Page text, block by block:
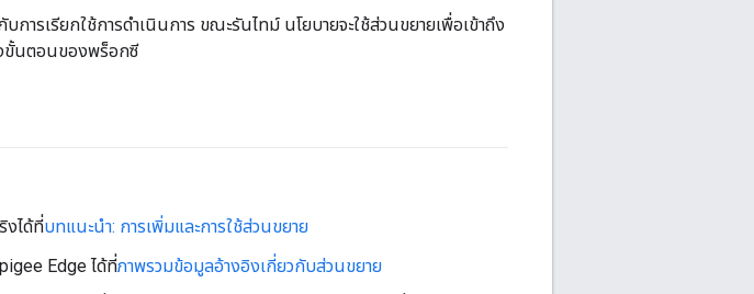
การเรียกใช้การดําเนินการ ขณะรันไทม์ นโยบายจะใช้ส่วนขยายเพื่อเข้าถึง
ขั้นตอนของพร็อกซี
งได้ที่บทแนะนำ: การเพิ่มและการใช้ส่วนขยาย
Edge ได้ที่ภาพรวมข้อมูลอ้างอิงเกี่ยวกับส่วนขยาย